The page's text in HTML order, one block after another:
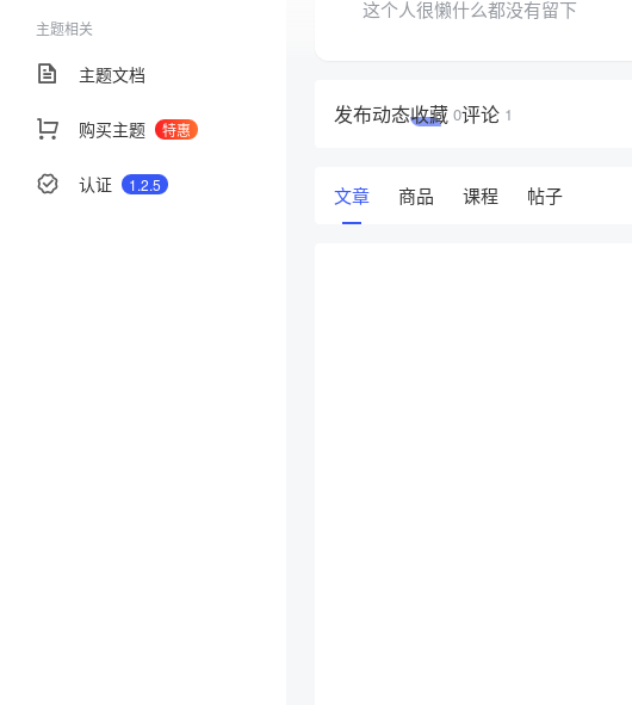
主题相关
主题文档
购买主题 特惠
认证 1.2.5
这个人很懒什么都没有留下
发布动态收藏 0评论 1
文章 商品 课程 帖子